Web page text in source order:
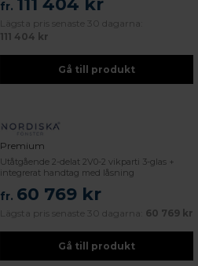
fr.
Lägsta pris senaste 30 dagarna:
111 404 kr
Gå till produkt
Premium
Utåtgående 2-delat 2V0-2 vikparti 3-glas +
integrerat handtag med låsning
fr. 60 769 kr
Lägsta pris senaste 30 dagarna: 60 769 kr
Gå till produkt